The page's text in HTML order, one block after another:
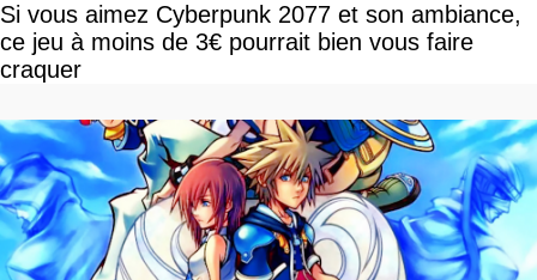
Si vous aimez Cyberpunk 2077 et son ambiance,
ce jeu à moins de 3€ pourrait bien vous faire
craquer